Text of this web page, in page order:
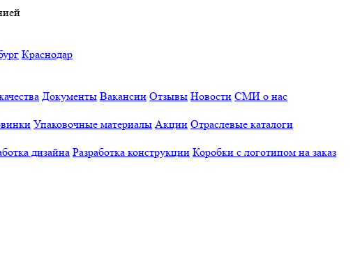
Краснодар
Документы Вакансии Отзывы Новости СМИ о нас
Упаковочные материалы Акции Отраслевые каталоги
дизайна Разработка конструкции Коробки с логотипом на заказ